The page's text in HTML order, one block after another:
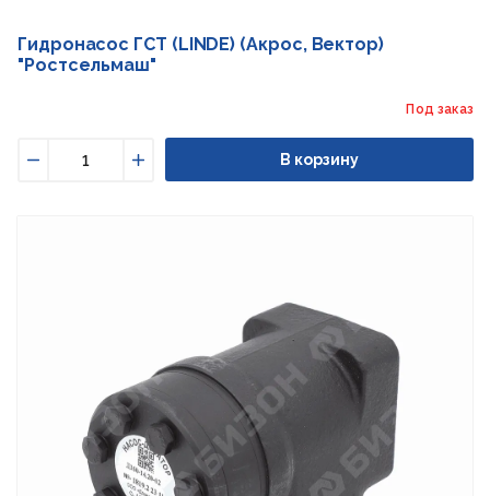
Гидронасос ГСТ (LINDE) (Акрос, Вектор)
"Ростсельмаш"
Под заказ
Увеличить
В корзину